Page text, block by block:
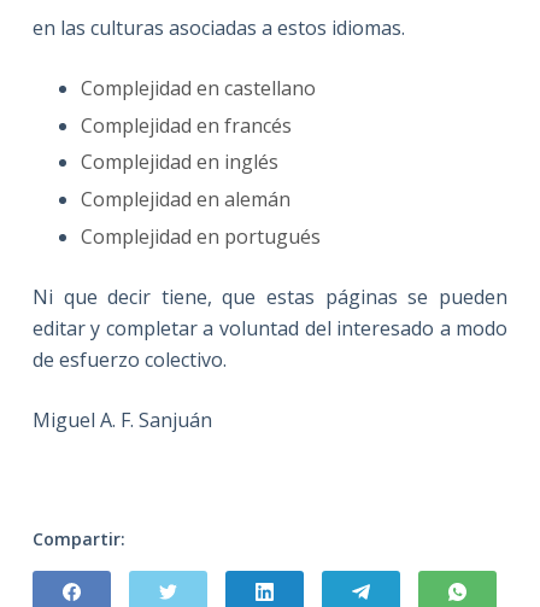
en las culturas asociadas a estos idiomas.
Complejidad en castellano
Complejidad en francés
Complejidad en inglés
Complejidad en alemán
Complejidad en portugués
Ni que decir tiene, que estas páginas se pueden
editar y completar a voluntad del interesado a modo
de esfuerzo colectivo.
Miguel A. F. Sanjuán
Compartir: